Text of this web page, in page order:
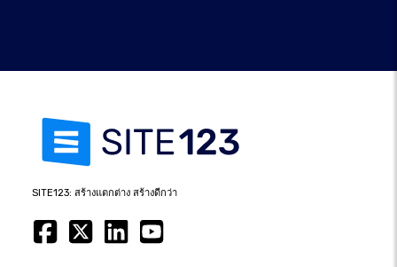
SITE123: สร้างแตกต่าง สร้างดีกว่า